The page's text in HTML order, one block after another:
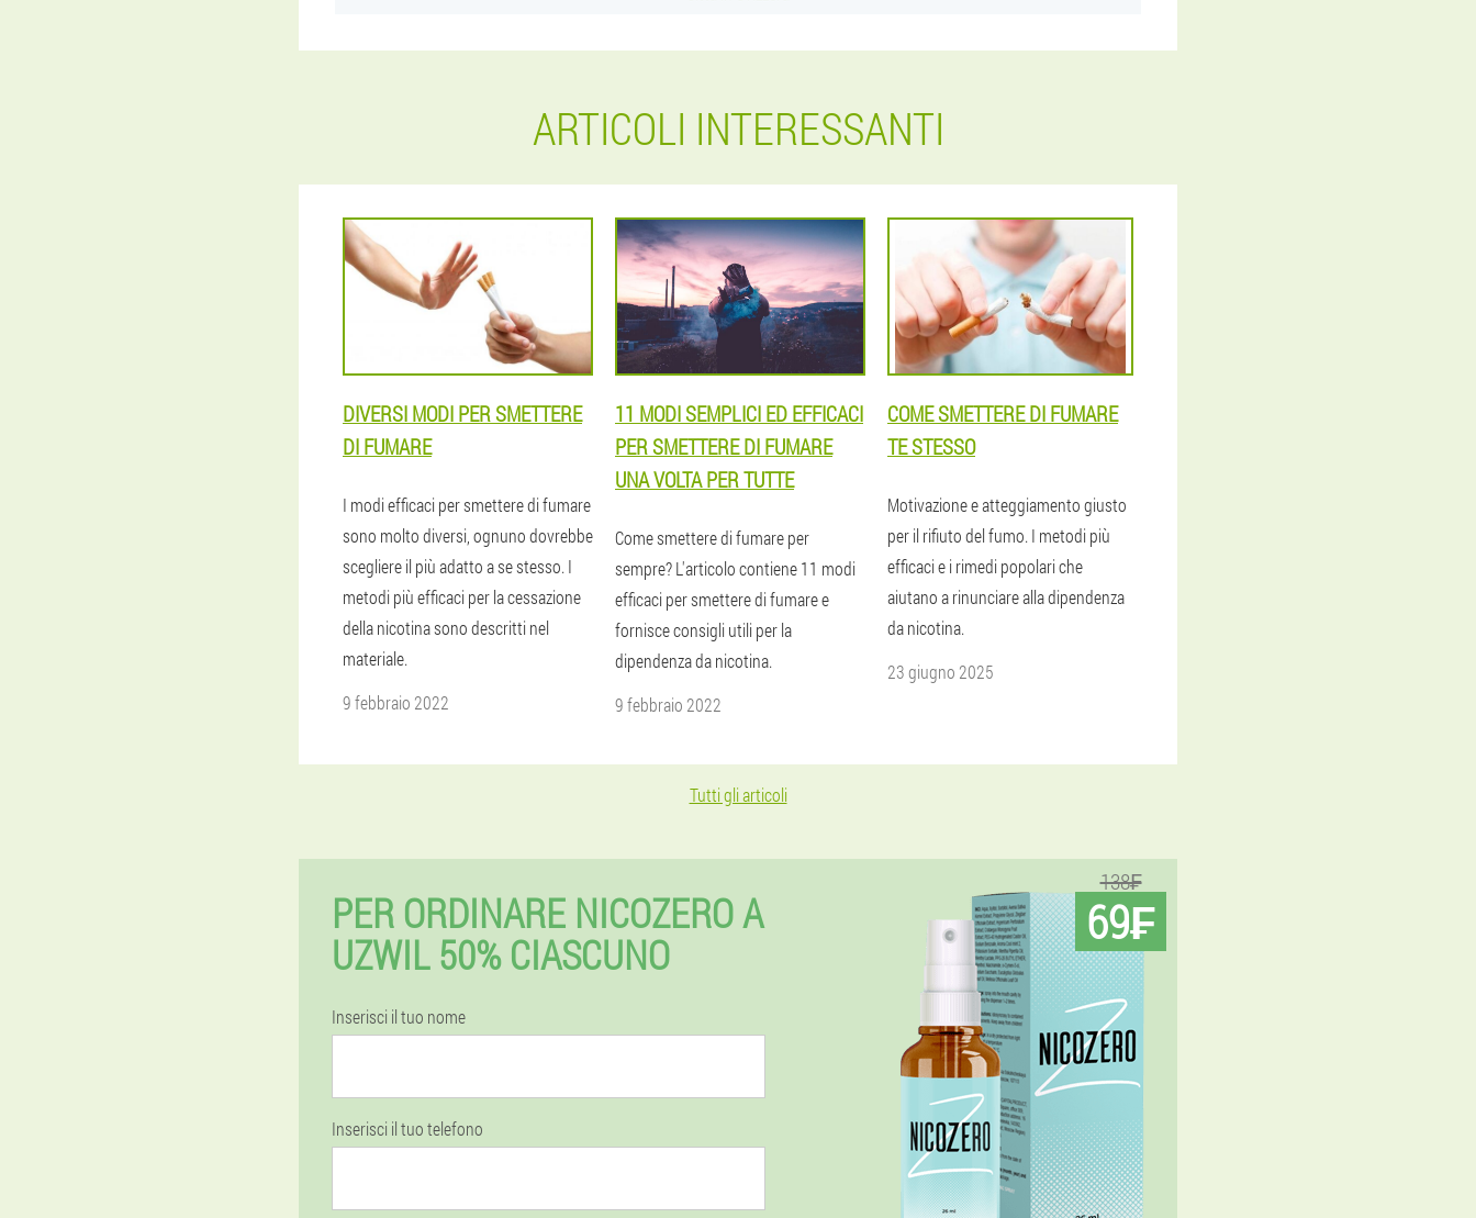
ARTICOLI INTERESSANTI
DIVERSI MODI PER SMETTERE
DI FUMARE
I modi efficaci per smettere di fumare
sono molto diversi, ognuno dovrebbe
scegliere il più adatto a se stesso. I
metodi più efficaci per la cessazione
della nicotina sono descritti nel
materiale.
9 febbraio 2022
11 MODI SEMPLICI ED EFFICACI
PER SMETTERE DI FUMARE
UNA VOLTA PER TUTTE
Come smettere di fumare per
sempre? L'articolo contiene 11 modi
efficaci per smettere di fumare e
fornisce consigli utili per la
dipendenza da nicotina.
9 febbraio 2022
COME SMETTERE DI FUMARE
TE STESSO
Motivazione e atteggiamento giusto
per il rifiuto del fumo. I metodi più
efficaci e i rimedi popolari che
aiutano a rinunciare alla dipendenza
da nicotina.
23 giugno 2025
Tutti gli articoli
PER ORDINARE NICOZERO A
UZWIL 50% CIASCUNO
Inserisci il tuo nome
Inserisci il tuo telefono
138₣
69₣